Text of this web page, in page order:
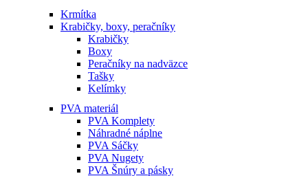
Krmítka
Krabičky, boxy, peračníky
Krabičky
Boxy
Peračníky na nadväzce
Tašky
Kelímky
PVA materiál
PVA Komplety
Náhradné náplne
PVA Sáčky
PVA Nugety
PVA Šnúry a pásky